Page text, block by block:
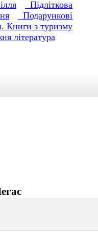
Підліткова
Подарункові
Книги з туризму
література